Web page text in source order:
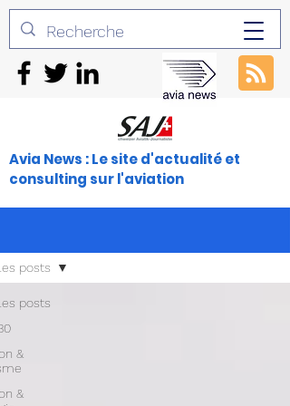
Avia News : Le site d'actualité et
consulting sur l'aviation
posts
&
&
posts